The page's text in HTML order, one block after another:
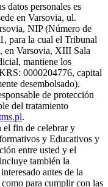
datos personales es
en Varsovia, ul.
NIP (Número de
para la cual el Tribunal
en Varsovia, XIII Sala
mantiene los
0000204776, capital
desembolsado).
de protección
del tratamiento
.
el fin de celebrar y
y Educativos y
entre usted y el
también la
antes de la
para cumplir con las